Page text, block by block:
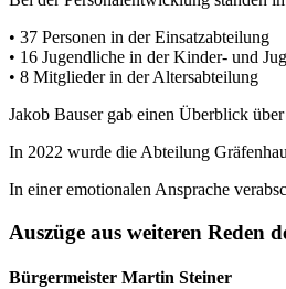
• 37 Personen in der Einsatzabteilung
• 16 Jugendliche in der Kinder- und
• 8 Mitglieder in der Altersabteilung
Jakob Bauser gab einen Überblick
In 2022 wurde die Abteilung
In einer emotionalen Ansprache
Auszüge aus weiteren Reden
Bürgermeister Martin Steiner